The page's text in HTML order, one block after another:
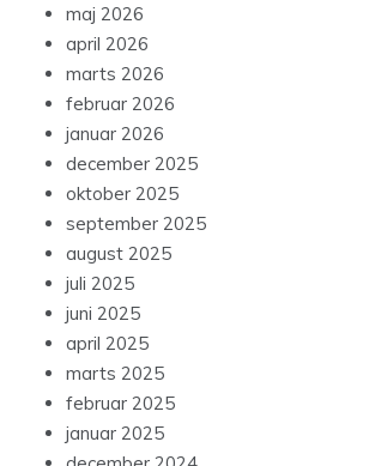
maj 2026
april 2026
marts 2026
februar 2026
januar 2026
december 2025
oktober 2025
september 2025
august 2025
juli 2025
juni 2025
april 2025
marts 2025
februar 2025
januar 2025